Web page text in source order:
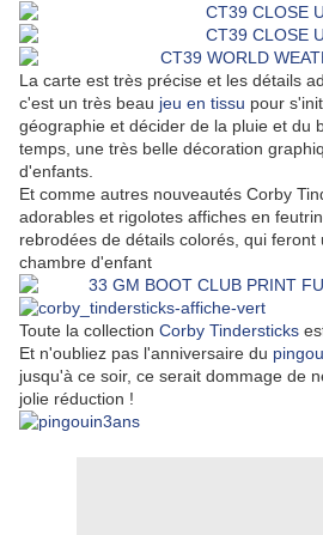
La carte est très précise et les détails
c'est un très beau jeu en tissu pour
géographie et décider de la pluie et du
temps, une très belle décoration
d'enfants.
Et comme autres nouveautés Corby
adorables et rigolotes affiches en
rebrodées de détails colorés, qui
chambre d'enfant
Toute la collection Corby Tindersticks
Et n'oubliez pas l'anniversaire du
jusqu'à ce soir, ce serait dommage de
jolie réduction !